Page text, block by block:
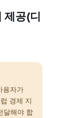
제공(디
용자가
경제 지
달해야 합